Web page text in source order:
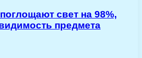
свет на 98%,
предмета